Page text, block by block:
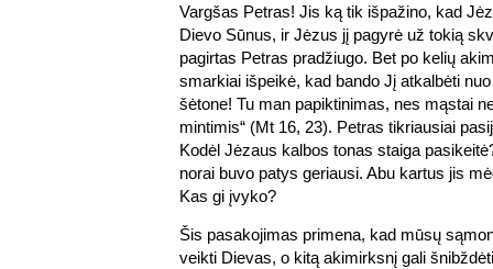
Vargšas Petras! Jis ką tik išpažino, kad
Dievo Sūnus, ir Jėzus jį pagyrė už tokią
pagirtas Petras pradžiugo. Bet po kelių
smarkiai išpeikė, kad bando Jį atkalbėti
šėtone! Tu man papiktinimas, nes mąstai
mintimis“ (Mt 16, 23). Petras tikriausiai
Kodėl Jėzaus kalbos tonas staiga
norai buvo patys geriausi. Abu kartus jis
Kas gi įvyko?
Šis pasakojimas primena, kad mūsų
veikti Dievas, o kitą akimirksnį gali